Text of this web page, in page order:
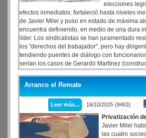
elecciones
efectos inmediatos: fortaleció hasta niveles
de Javier Milei y puso en estado de máxima
encuentra definiendo, en medio de una dura
líder. Los sindicalistas se han juramentado
los "derechos del trabajador", pero hay
tendiendo puentes de diálogo con
serían los casos de Gerardo Martínez
Barrionuevo (gastronómicos). Todo en medio
gran escala lanzada por Milei, quien no perdió
Casa Rosada a 20 gobernadores, con los
consensuar el Presupuesto 2026 y dos
Arranco el Remate
Leer más... 16/10/2025 (8463)
Privatización
Javier Milei
las cuatro